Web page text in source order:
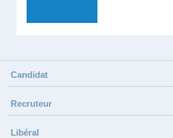
Candidat
Recruteur
Libéral